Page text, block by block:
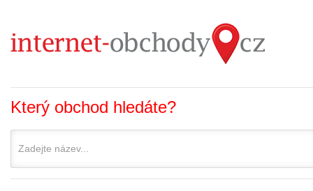
Který obchod hledáte?